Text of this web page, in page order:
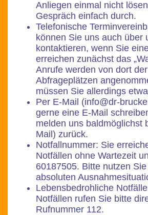
Anliegen einmal nicht
Gespräch einfach durch.
Telefonische
können Sie uns auch über
kontaktieren, wenn Sie
erreichen zunächst das
Anrufe werden von dort
Abfrageplätzen
müssen Sie allerdings
Per E-Mail (info@dr-
gerne eine E-Mail
melden uns baldmöglichst
Mail) zurück.
Notfallnummer: Sie
Notfällen ohne Wartezeit
60187505. Bitte nutzen
absoluten
Lebensbedrohliche
Notfällen rufen Sie bitte
Rufnummer 112.